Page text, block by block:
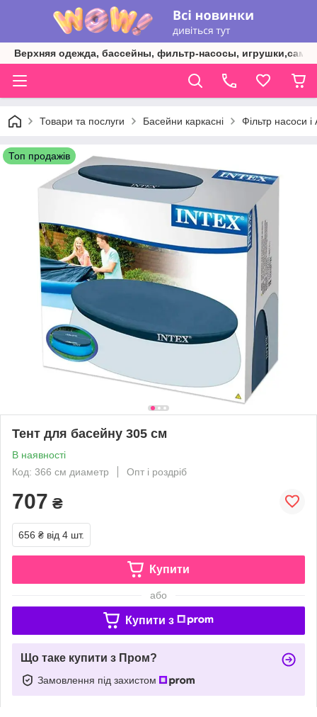
Верхняя одежда, бассейны, фильтр-насосы,
Товари та послуги Басейни каркасні Фільтр насоси
Топ продажів
Тент для басейну 305 см
В наявності
Код: 366 см диаметр
Опт і роздріб
707 ₴
656 ₴ від 4 шт.
Купити
або
Купити з
Що таке купити з Пром?
Замовлення під захистом